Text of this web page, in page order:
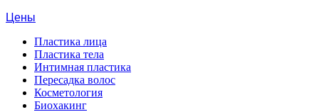
Цены
Пластика лица
Пластика тела
Интимная пластика
Пересадка волос
Косметология
Биохакинг